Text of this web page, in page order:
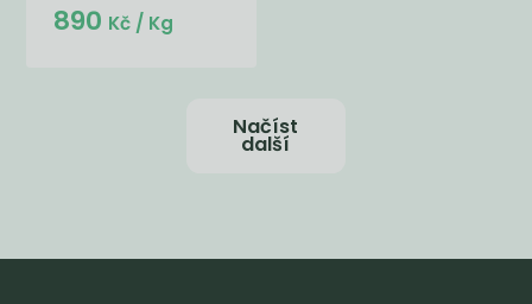
890 Kč / Kg
Načíst
další